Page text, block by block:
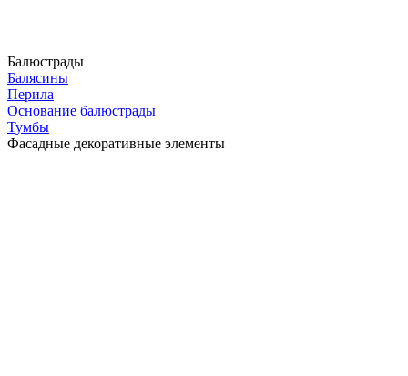
Балюстрады
Балясины
Перила
Основание балюстрады
Тумбы
Фасадные декоративные элементы